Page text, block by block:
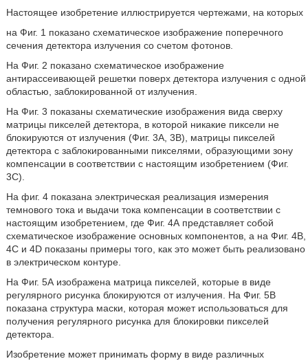
Настоящее изобретение иллюстрируется чертежами, на которых
на Фиг. 1 показано схематическое изображение поперечного
сечения детектора излучения со счетом фотонов.
На Фиг. 2 показано схематическое изображение
антирассеивающей решетки поверх детектора излучения с одной
областью, заблокированной от излучения.
На Фиг. 3 показаны схематические изображения вида сверху
матрицы пикселей детектора, в которой никакие пиксели не
блокируются от излучения (Фиг. 3А, 3В), матрицы пикселей
детектора с заблокированными пикселями, образующими зону
компенсации в соответствии с настоящим изобретением (Фиг.
3C).
На фиг. 4 показана электрическая реализация измерения
темнового тока и выдачи тока компенсации в соответствии с
настоящим изобретением, где Фиг. 4А представляет собой
схематическое изображение основных компонентов, а на Фиг. 4B,
4C и 4D показаны примеры того, как это может быть реализовано
в электрическом контуре.
На Фиг. 5А изображена матрица пикселей, которые в виде
регулярного рисунка блокируются от излучения. На Фиг. 5B
показана структура маски, которая может использоваться для
получения регулярного рисунка для блокировки пикселей
детектора.
Изобретение может принимать форму в виде различных